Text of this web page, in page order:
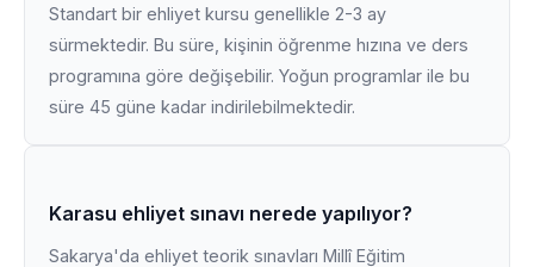
Standart bir ehliyet kursu genellikle 2-3 ay
sürmektedir. Bu süre, kişinin öğrenme hızına ve ders
programına göre değişebilir. Yoğun programlar ile bu
süre 45 güne kadar indirilebilmektedir.
Karasu ehliyet sınavı nerede yapılıyor?
Sakarya'da ehliyet teorik sınavları Millî Eğitim